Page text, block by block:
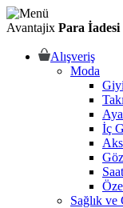
Avantajix Para İadesi
Alışveriş
Moda
İç
Saat
Sağlık